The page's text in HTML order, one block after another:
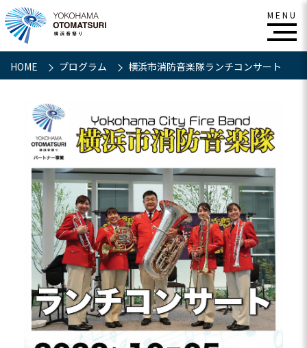
HOME プログラム 横浜市消防音楽隊ランチコンサート